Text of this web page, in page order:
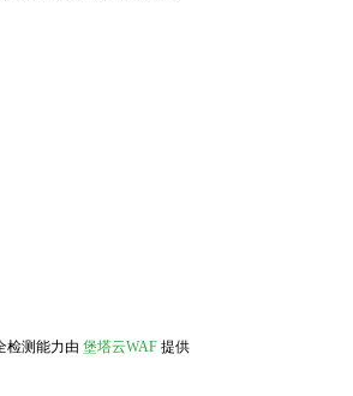
检测能力由 堡塔云WAF 提供